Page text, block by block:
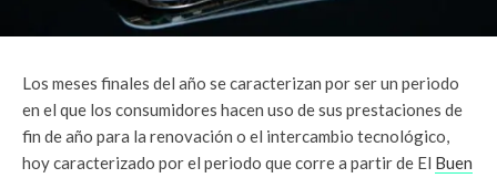
Los meses finales del año se caracterizan por ser un periodo
en el que los consumidores hacen uso de sus prestaciones de
fin de año para la renovación o el intercambio tecnológico,
hoy caracterizado por el periodo que corre a partir de El Buen